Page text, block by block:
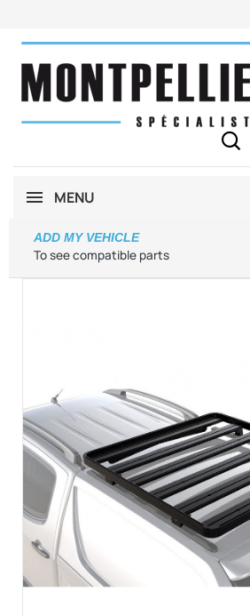
MENU
To see compatible parts
ADD MY VEHICLE